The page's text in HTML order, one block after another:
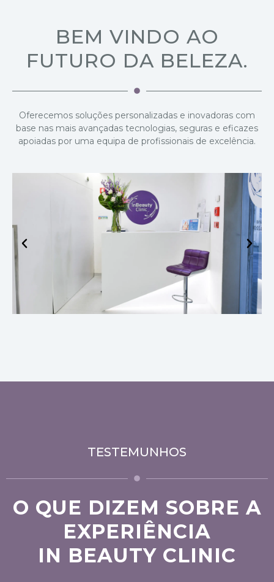
BEM VINDO AO
FUTURO DA BELEZA.
Oferecemos soluções personalizadas e inovadoras com
base nas mais avançadas tecnologias, seguras e eficazes
apoiadas por uma equipa de profissionais de excelência.
TESTEMUNHOS
O QUE DIZEM SOBRE A
EXPERIÊNCIA
IN BEAUTY CLINIC